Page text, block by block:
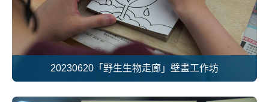
20230620「野生生物走廊」壁畫工作坊